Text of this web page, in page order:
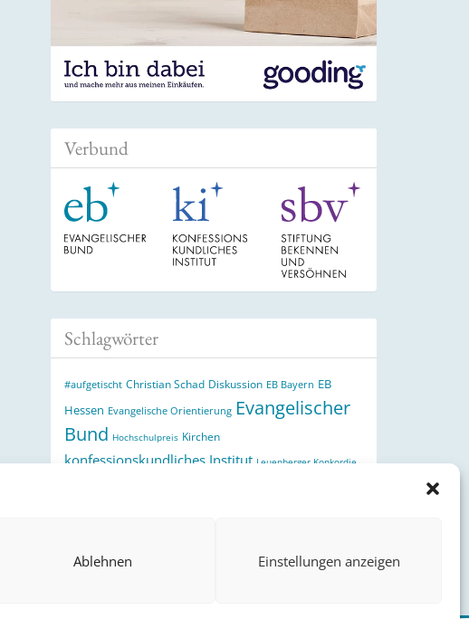
Ablehnen Einstellungen anzeigen
Verbund
Schlagwörter
#aufgetischt Christian Schad Diskussion EB Bayern EB
Hessen Evangelische Orientierung Evangelischer
Bund Hochschulpreis Kirchen
konfessionskundliches Institut Leuenberger Konkordie